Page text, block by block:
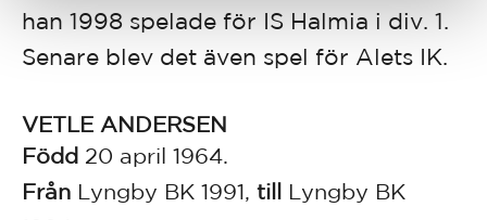
han 1998 spelade för IS Halmia i div. 1.
Senare blev det även spel för Alets IK.
VETLE ANDERSEN
Född 20 april 1964.
Från Lyngby BK 1991, till Lyngby BK